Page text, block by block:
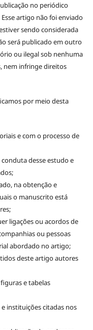
no periódico
Esse artigo não foi enviado
sendo considerada
será publicado em outro
ou ilegal sob nenhuma
nem infringe direitos
por meio desta
e com o processo de
desse estudo e
na obtenção e
o manuscrito está
ligações ou acordos de
ou pessoas
abordado no artigo;
deste artigo autores
e tabelas
instituições citadas nos